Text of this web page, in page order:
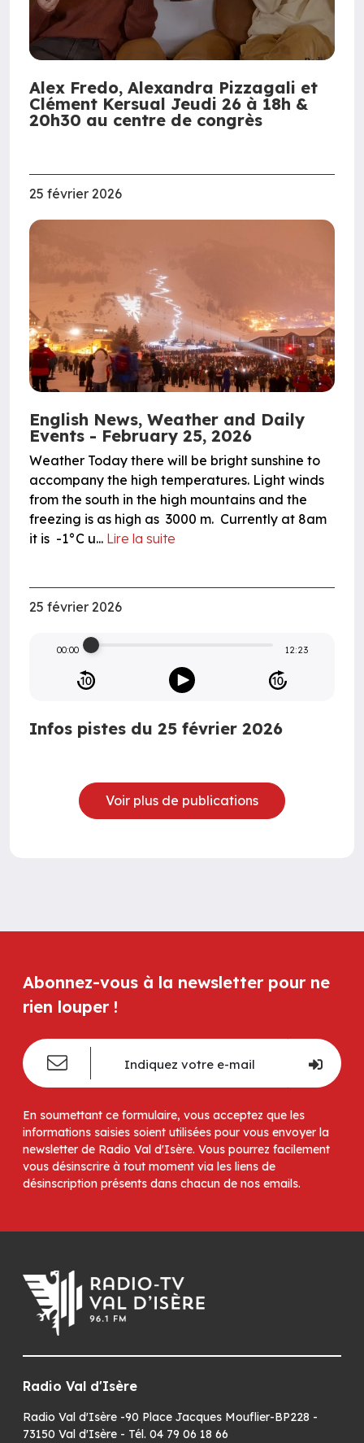
Alex Fredo, Alexandra Pizzagali et
Clément Kersual Jeudi 26 à 18h &
20h30 au centre de congrès
25 février 2026
English News, Weather and Daily
Events - February 25, 2026
Weather Today there will be bright sunshine to
accompany the high temperatures. Light winds
from the south in the high mountains and the
freezing is as high as 3000 m. Currently at 8am
it is -1°C u... Lire la suite
25 février 2026
00:00 12:23
Infos pistes du 25 février 2026
Voir plus de publications
Abonnez-vous à la newsletter pour ne
rien louper !
En soumettant ce formulaire, vous acceptez que les
informations saisies soient utilisées pour vous envoyer la
newsletter de Radio Val d'Isère. Vous pourrez facilement
vous désinscrire à tout moment via les liens de
désinscription présents dans chacun de nos emails.
Radio Val d'Isère
Radio Val d'Isère -90 Place Jacques Mouflier-BP228 -
73150 Val d'Isère - Tél. 04 79 06 18 66